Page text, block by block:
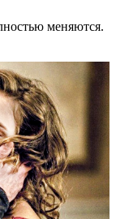
меняются.